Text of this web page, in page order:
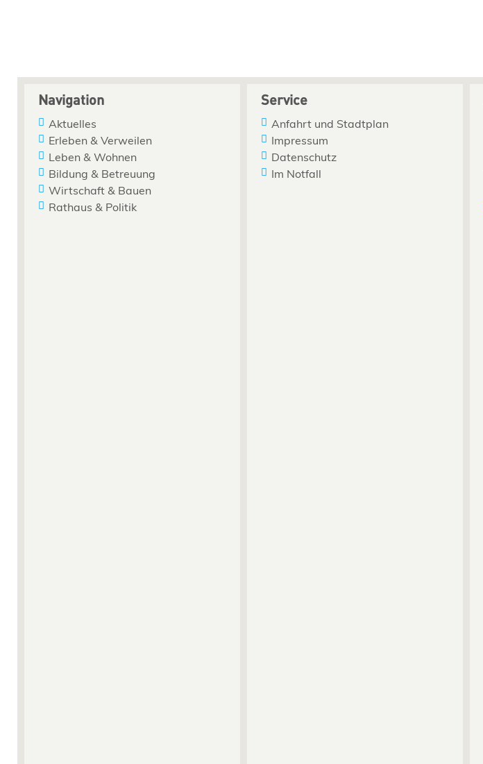
Navigation
Aktuelles
Erleben & Verweilen
Leben & Wohnen
Bildung & Betreuung
Wirtschaft & Bauen
Rathaus & Politik
Service
Anfahrt und Stadtplan
Impressum
Datenschutz
Im Notfall